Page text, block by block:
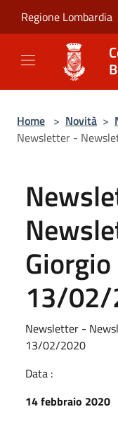
Regione Lombardia
Home > Novità >
Newsletter -
13/
Newsletter -
13/02/2020
Data :
14 febbraio 2020